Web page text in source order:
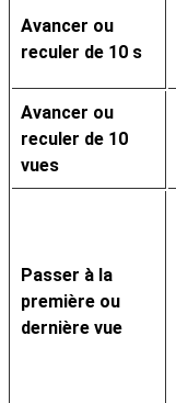
Avancer ou
reculer de 10 s
Avancer ou
reculer de 10
vues
Passer à la
première ou
dernière vue